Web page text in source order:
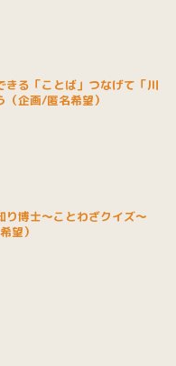
きる「ことば」つなげて「川
（企画/匿名希望）
り博士～ことわざクイズ～
望）